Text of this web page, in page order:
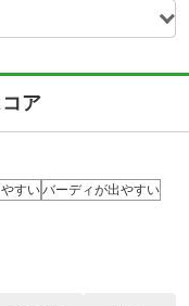
ア
すいバーディが出やすい